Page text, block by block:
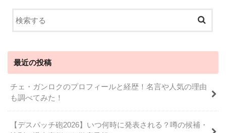
最近の投稿
チェ・ガンロクのプロフィールと経歴！名言や人気の理由
も調べてみた！
【デスパッチ砲2026】いつ何時に発表される？噂の候補・